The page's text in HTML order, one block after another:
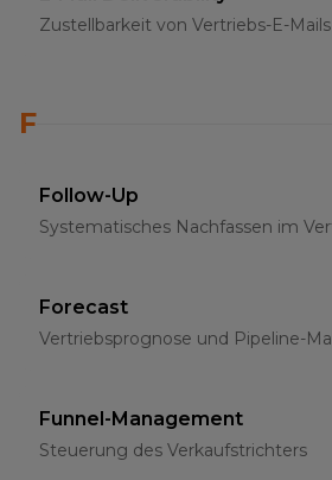
Zustellbarkeit von Vertriebs-E-
F
Follow-Up
Systematisches Nachfassen im
Forecast
Vertriebsprognose und Pipeline-
Funnel-Management
Steuerung des Verkaufstrichters